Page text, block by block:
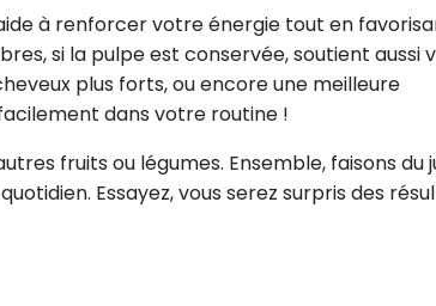
à renforcer votre énergie tout en
si la pulpe est conservée, soutient aussi
plus forts, ou encore une meilleure
dans votre routine !
fruits ou légumes. Ensemble, faisons du
Essayez, vous serez surpris des
personnalisées. Vous pourrez vous désinscrire en
désabonnement intégré dans la newsletter. Pour en
exercer vos droits, prenez connaissance de notreCharte
Confidentialité.